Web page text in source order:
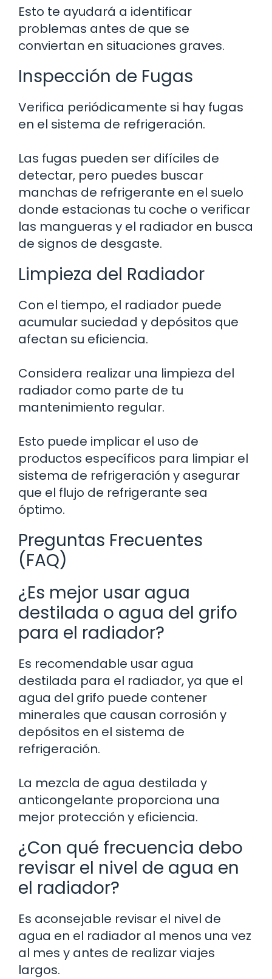
Esto te ayudará a identificar
problemas antes de que se
conviertan en situaciones graves.
Inspección de Fugas
Verifica periódicamente si hay fugas
en el sistema de refrigeración.
Las fugas pueden ser difíciles de
detectar, pero puedes buscar
manchas de refrigerante en el suelo
donde estacionas tu coche o verificar
las mangueras y el radiador en busca
de signos de desgaste.
Limpieza del Radiador
Con el tiempo, el radiador puede
acumular suciedad y depósitos que
afectan su eficiencia.
Considera realizar una limpieza del
radiador como parte de tu
mantenimiento regular.
Esto puede implicar el uso de
productos específicos para limpiar el
sistema de refrigeración y asegurar
que el flujo de refrigerante sea
óptimo.
Preguntas Frecuentes
(FAQ)
¿Es mejor usar agua
destilada o agua del grifo
para el radiador?
Es recomendable usar agua
destilada para el radiador, ya que el
agua del grifo puede contener
minerales que causan corrosión y
depósitos en el sistema de
refrigeración.
La mezcla de agua destilada y
anticongelante proporciona una
mejor protección y eficiencia.
¿Con qué frecuencia debo
revisar el nivel de agua en
el radiador?
Es aconsejable revisar el nivel de
agua en el radiador al menos una vez
al mes y antes de realizar viajes
largos.